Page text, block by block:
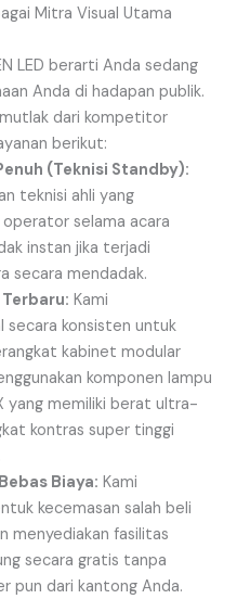
Mitra Visual Utama
LED berarti Anda sedang
Anda di hadapan publik.
dari kompetitor
berikut:
(Teknisi Standby):
teknisi ahli yang
selama acara
instan jika terjadi
secara mendadak.
Kami
secara konsisten untuk
kabinet modular
komponen lampu
yang memiliki berat ultra-
kontras super tinggi
Biaya: Kami
kecemasan salah beli
menyediakan fasilitas
secara gratis tanpa
pun dari kantong Anda.